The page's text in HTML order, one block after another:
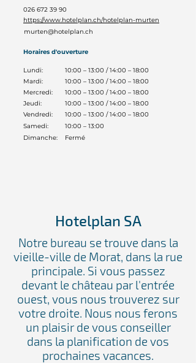
026 672 39 90
https://www.hotelplan.ch/hotelplan-murten
murten@hotelplan.ch
Horaires d'ouverture
10:00 – 13:00 / 14:00 – 18:00
10:00 – 13:00 / 14:00 – 18:00
10:00 – 13:00 / 14:00 – 18:00
10:00 – 13:00 / 14:00 – 18:00
10:00 – 13:00 / 14:00 – 18:00
10:00 – 13:00
Fermé
Lundi:
Mardi:
Mercredi:
Jeudi:
Vendredi:
Samedi:
Dimanche:
Hotelplan SA
Notre bureau se trouve dans la
vieille-ville de Morat, dans la rue
principale. Si vous passez
devant le château par l'entrée
ouest, vous nous trouverez sur
votre droite. Nous nous ferons
un plaisir de vous conseiller
dans la planification de vos
prochaines vacances.